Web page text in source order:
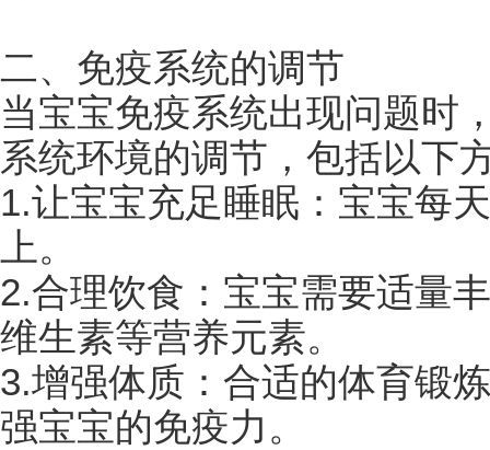
二、免疫系统的调节
当宝宝免疫系统出现问题时
系统环境的调节，包括以下
1.让宝宝充足睡眠：宝宝每
上。
2.合理饮食：宝宝需要适量
维生素等营养元素。
3.增强体质：合适的体育锻
强宝宝的免疫力。